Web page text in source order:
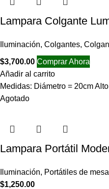
Lampara Colgante
Iluminación, Colgantes,
$3,700.00 Comprar Ahora
Añadir al carrito
Medidas: Diámetro = 20cm
Agotado
Lampara Portátil
Iluminación, Portátiles de mesa
$1,250.00